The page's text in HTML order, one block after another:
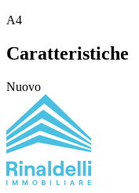
A4
Caratteristiche
Nuovo